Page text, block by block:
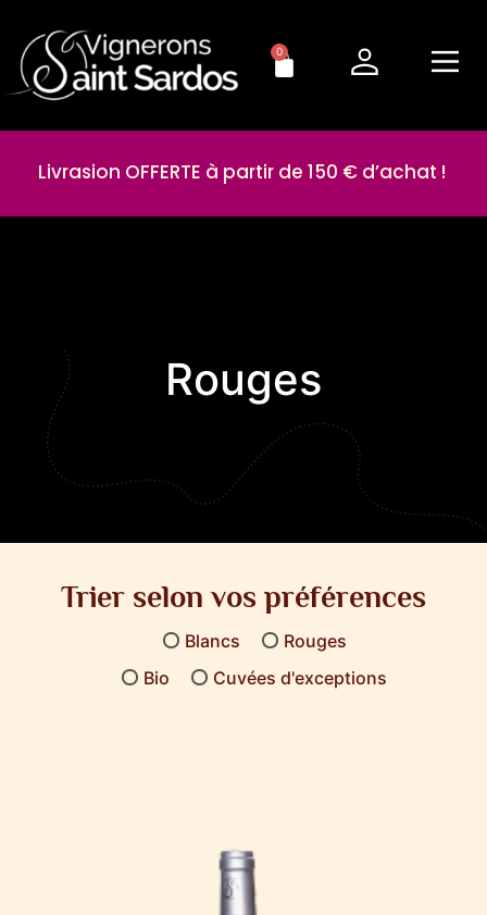
0
Livrasion OFFERTE à partir de 150 € d’achat !
Rouges
Trier selon vos préférences
Blancs
Rouges
Bio
Cuvées d'exceptions